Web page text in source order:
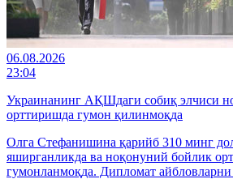
06.08.2026
23:04
Украинанинг АҚШдаги собиқ элчиси
орттиришда гумон қилинмоқда
Олга Стефанишина қарийб 310 минг
яширганликда ва ноқонуний бойлик
гумонланмоқда. Дипломат айбловларни